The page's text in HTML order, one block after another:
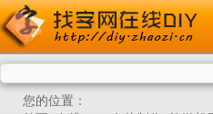
您的位置：